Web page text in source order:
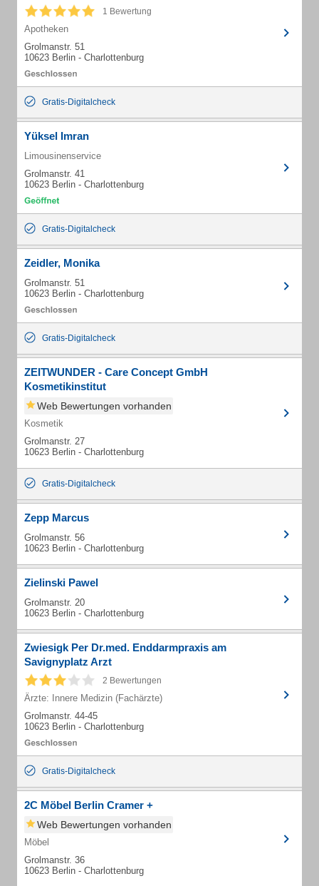
1 Bewertung
Apotheken
Grolmanstr. 51
10623 Berlin - Charlottenburg
Gratis-Digitalcheck
Yüksel Imran
Limousinenservice
Grolmanstr. 41
10623 Berlin - Charlottenburg
Gratis-Digitalcheck
Zeidler, Monika
Grolmanstr. 51
10623 Berlin - Charlottenburg
Gratis-Digitalcheck
ZEITWUNDER - Care Concept GmbH
Kosmetikinstitut
Web Bewertungen vorhanden
Kosmetik
Grolmanstr. 27
10623 Berlin - Charlottenburg
Gratis-Digitalcheck
Zepp Marcus
Grolmanstr. 56
10623 Berlin - Charlottenburg
Zielinski Pawel
Grolmanstr. 20
10623 Berlin - Charlottenburg
Zwiesigk Per Dr.med. Enddarmpraxis am
Savignyplatz Arzt
2 Bewertungen
Ärzte: Innere Medizin (Fachärzte)
Grolmanstr. 44-45
10623 Berlin - Charlottenburg
Gratis-Digitalcheck
2C Möbel Berlin Cramer +
Web Bewertungen vorhanden
Möbel
Grolmanstr. 36
10623 Berlin - Charlottenburg